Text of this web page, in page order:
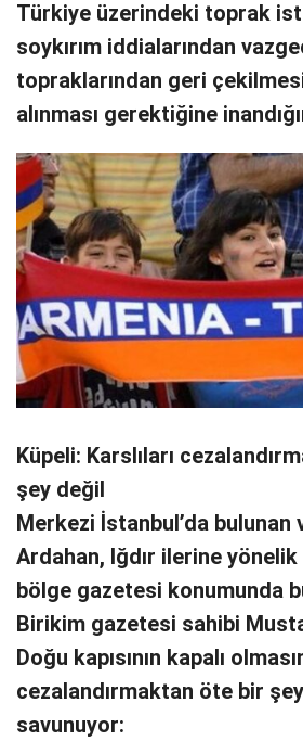
Türkiye üzerindeki toprak
soykırım iddialarından
topraklarından geri
alınması gerektiğine
Küpeli: Karslıları
şey değil
Merkezi İstanbul’da bulunan
Ardahan, Iğdır ilerine
bölge gazetesi konumunda
Birikim gazetesi sahibi
Doğu kapısının kapalı
cezalandırmaktan öte bir şey
savunuyor: